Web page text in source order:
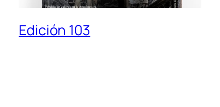
Edición 103